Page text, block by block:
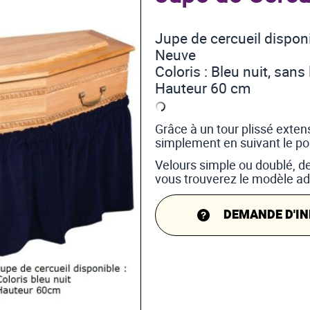
Jupe de cercueil
Neuve
Coloris : Bleu nuit, sans
Hauteur 60 cm
Grâce à un tour plissé
simplement en suivant le
Velours simple ou doublé,
vous trouverez le modèle
DEMANDE